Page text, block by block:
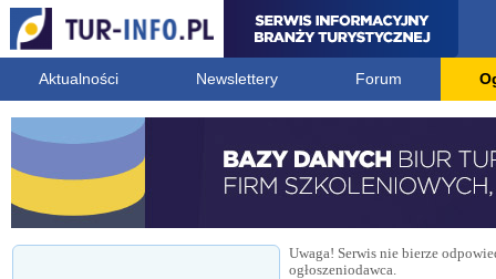
Aktualności Newslettery Forum
Uwaga! Serwis nie bierze
ogłoszeniodawca.